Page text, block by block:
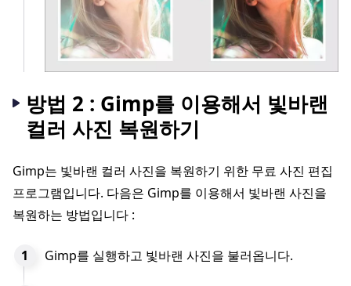
방법 2 : Gimp를 이용해서 빛바랜
컬러 사진 복원하기
Gimp는 빛바랜 컬러 사진을 복원하기 위한 무료 사진 편집
프로그램입니다. 다음은 Gimp를 이용해서 빛바랜 사진을
복원하는 방법입니다 :
Gimp를 실행하고 빛바랜 사진을 불러옵니다.